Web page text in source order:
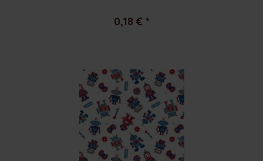
0,18 € *